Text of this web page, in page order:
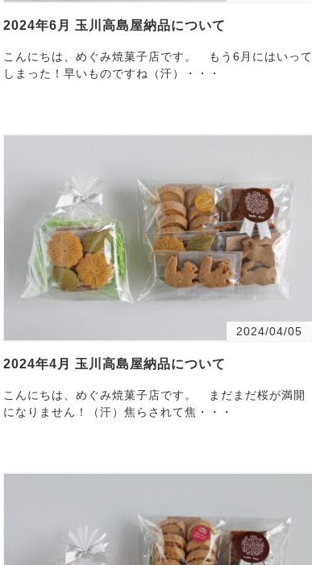
2024年6月 玉川高島屋納品について
こんにちは、めぐみ焼菓子店です。 もう6月にはいって
しまった！早いものですね（汗）・・・
2024/04/05
2024年4月 玉川高島屋納品について
こんにちは、めぐみ焼菓子店です。 まだまだ桜が満開
になりません！（汗）焦らされて焦・・・